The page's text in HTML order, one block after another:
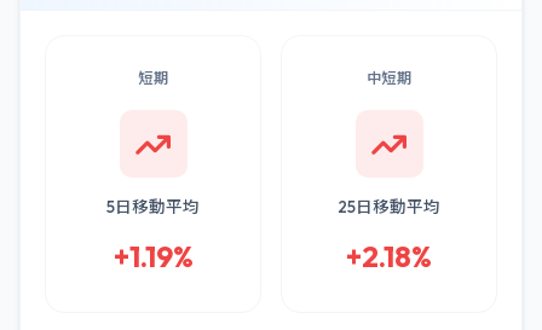
短期
5日移動平均
+1.19%
中短期
25日移動平均
+2.18%